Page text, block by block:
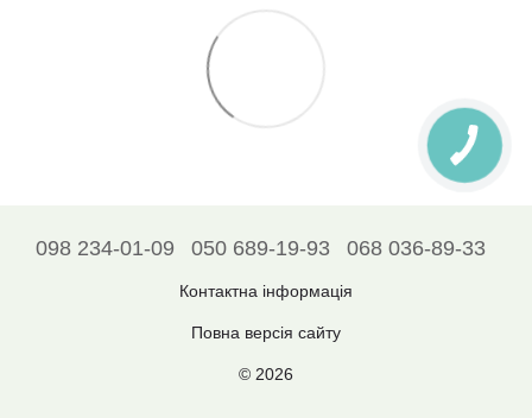
098 234-01-09 050 689-19-93 068 036-89-33
Контактна інформація
Повна версія сайту
© 2026